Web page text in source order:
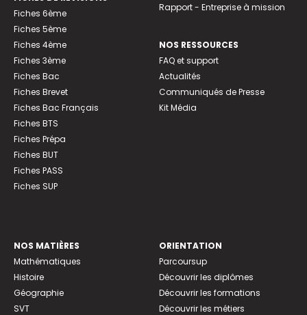
Fiches 6ème
Fiches 5ème
Fiches 4ème
Fiches 3ème
Fiches Bac
Fiches Brevet
Fiches Bac Français
Fiches BTS
Fiches Prépa
Fiches BUT
Fiches PASS
Fiches SUP
Rapport - Entreprise à mission
NOS RESSOURCES
FAQ et support
Actualités
Communiqués de Presse
Kit Média
NOS MATIÈRES
Mathématiques
Histoire
Géographie
SVT
ORIENTATION
Parcoursup
Découvrir les diplômes
Découvrir les formations
Découvrir les métiers